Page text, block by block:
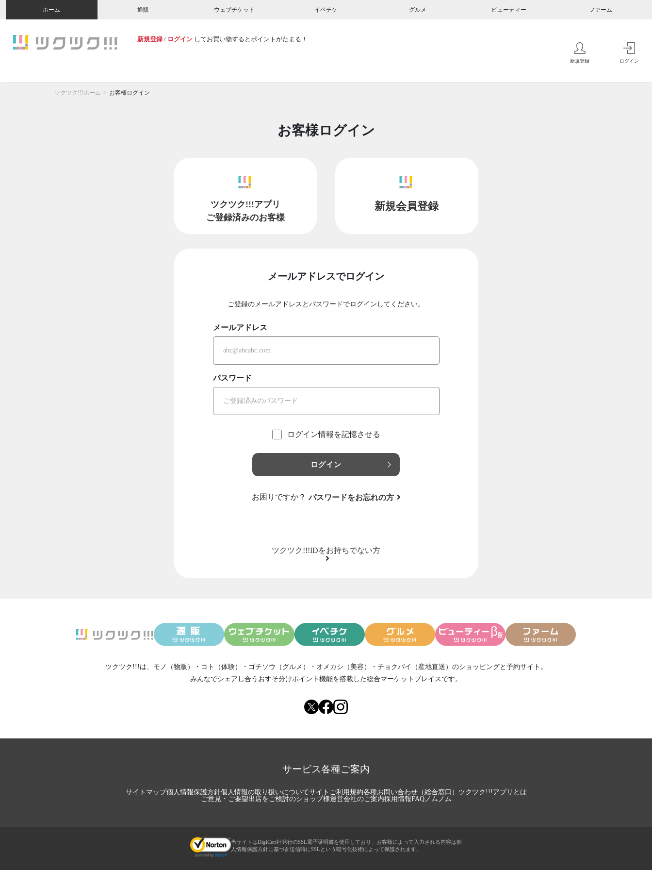
ホーム 通販 ウェブチケット イベチケ グルメ ビューティー ファーム
新規登録 / ログイン してお買い物するとポイントがたまる！
新規登録 ログイン
ツクツク!!!ホーム お客様ログイン
お客様ログイン
ツクツク!!!アプリ
ご登録済みのお客様
新規会員登録
メールアドレスでログイン
ご登録のメールアドレスとパスワードでログインしてください。
メールアドレス
パスワード
ログイン情報を記憶させる
ログイン
お困りですか？ パスワードをお忘れの方
ツクツク!!!IDをお持ちでない方
ツクツク!!!は、 モノ（物販） ・ コト（体験） ・ ゴチソウ（グルメ） ・ オメカシ（美容） ・ チョクバイ（産地直送） のショッピングと予約サイト。
みんなでシェアし合う おすそ分けポイント機能を搭載した総合マーケットプレイスです。
サービス各種ご案内
サイトマップ個人情報保護方針個人情報の取り扱いについてサイトご利用規約各種お問い合わせ（総合窓口） ツクツク!!!アプリとは
ご意見・ご要望出店をご検討のショップ様運営会社のご案内採用情報FAQノムノム
当サイトはDigiCert社発行のSSL電子証明書を使用しており、お客様によって入力される内容は個
人情報保護方針に基づき送信時にSSLという暗号化技術によって保護されます。